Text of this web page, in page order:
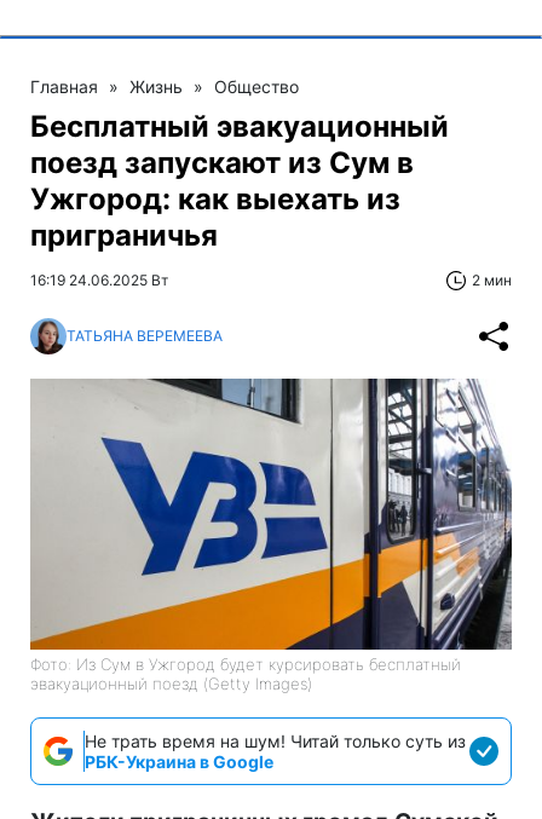
Главная » Жизнь » Общество
Бесплатный эвакуационный
поезд запускают из Сум в
Ужгород: как выехать из
приграничья
16:19 24.06.2025 Вт 2 мин
ТАТЬЯНА ВЕРЕМЕЕВА
Фото: Из Сум в Ужгород будет курсировать бесплатный
эвакуационный поезд (Getty Images)
Не трать время на шум! Читай только суть из
РБК-Украина в Google